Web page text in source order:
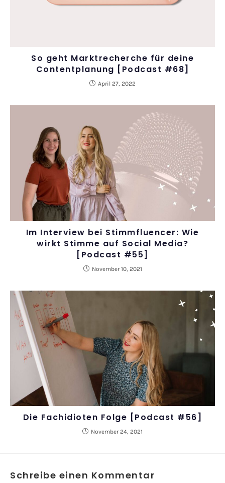
So geht Marktrecherche für deine
Contentplanung [Podcast #68]
April 27, 2022
Im Interview bei Stimmfluencer: Wie
wirkt Stimme auf Social Media?
[Podcast #55]
November 10, 2021
Die Fachidioten Folge [Podcast #56]
November 24, 2021
Schreibe einen Kommentar